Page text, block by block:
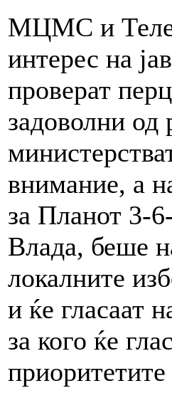
МЦМС и
интерес на
проверат
задоволни од
внимание, а
за Планот 3-
Влада, беше
локалните
и ќе гласаат
за кого ќе